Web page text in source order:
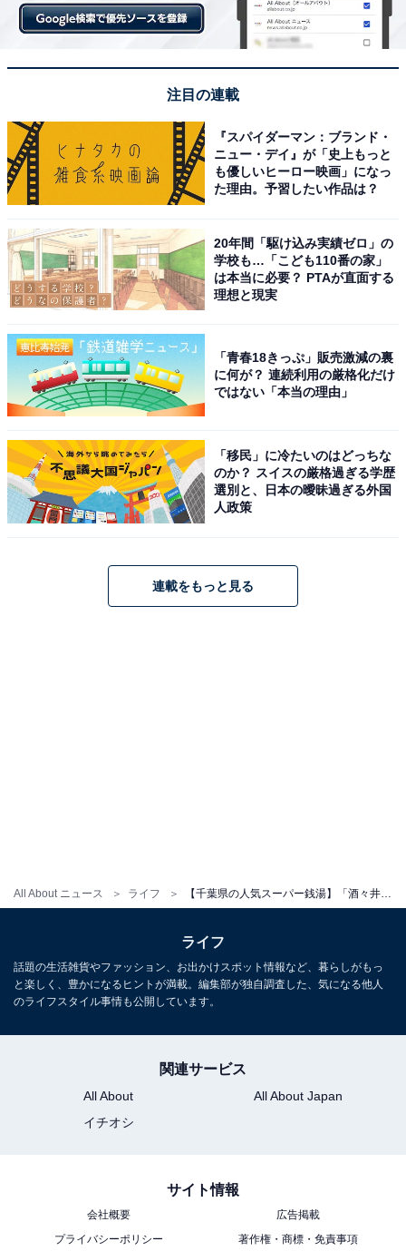
All About ニュース ライフ
こちらもおすすめ
【千葉県の人気スーパー銭湯】「成田 龍泉の
湯」はさまざまな湯舟が楽しめる天然温泉施
設。日本庭園を眺めながらでリラックス
1 2
注目の連載
『スパイダーマン：ブランド・
ニュー・デイ』が「史上もっと
も優しいヒーロー映画」になっ
た理由。予習したい作品は？
20年間「駆け込み実績ゼロ」の
学校も…「こども110番の家」
は本当に必要？ PTAが直面する
理想と現実
「青春18きっぷ」販売激減の裏
に何が？ 連続利用の厳格化だけ
ではない「本当の理由」
「移民」に冷たいのはどっちな
のか？ スイスの厳格過ぎる学歴
選別と、日本の曖昧過ぎる外国
人政策
連載をもっと見る
ライフ
話題の生活雑貨やファッション、お出かけスポット情報など、暮らしがもっ
と楽しく、豊かになるヒントが満載。編集部が独自調査した、気になる他人
のライフスタイル事情も公開しています。
関連サービス
All About
All About Japan
イチオシ
サイト情報
会社概要
広告掲載
プライバシーポリシー
著作権・商標・免責事項